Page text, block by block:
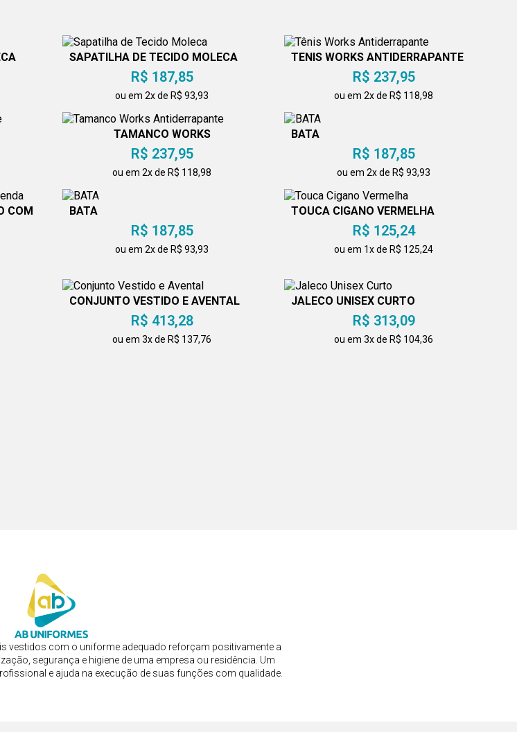
SAPATILHA DE TECIDO MOLECA
R$ 187,85
ou em 2x de R$ 93,93
TÊNIS WORKS ANTIDERRAPANTE
R$ 237,95
ou em 2x de R$ 118,98
TAMANCO WORKS
ANTIDERRAPANTE
R$ 237,95
ou em 2x de R$ 118,98
BATA
R$ 187,85
ou em 2x de R$ 93,93
COM
BATA
R$ 187,85
ou em 2x de R$ 93,93
TOUCA CIGANO VERMELHA
R$ 125,24
ou em 1x de R$ 125,24
CONJUNTO VESTIDO E AVENTAL
R$ 413,28
ou em 3x de R$ 137,76
JALECO UNISEX CURTO
R$ 313,09
ou em 3x de R$ 104,36
vestidos com o uniforme adequado reforçam positivamente a
segurança e higiene de uma empresa ou residência. Um
e ajuda na execução de suas funções com qualidade.